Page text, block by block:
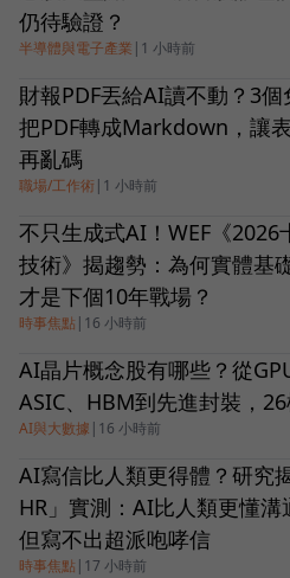
仍待驗證？
半導體與電子產業 | 1 小時前
財報PDF丟給AI讀不動？3個
把PDF轉成Markdown，讓
再亂碼
職場/工作術 | 1 小時前
不只生成式AI！WEF《2026
技術》揭趨勢：為何實體基
才是下個10年戰場？
時事焦點 | 16 小時前
AI晶片概念股有哪些？從GPU
ASIC、HBM到先進封裝，
AI與大數據 | 16 小時前
AI寫信比人類更得體？研究
HR」實測：AI比人類更懂溝
但寫不出超派咆哮信
時事焦點 | 17 小時前